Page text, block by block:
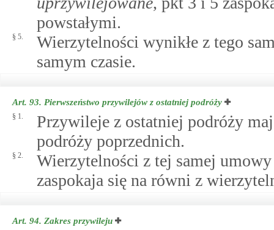
powstałymi.
§ 5.
Wierzytelności wynikłe z tego
samym czasie.
Art. 93. Pierwszeństwo przywilejów z ostatniej podróży
§ 1.
Przywileje z ostatniej podróży
podróży poprzednich.
§ 2.
Wierzytelności z tej samej
zaspokaja się na równi z
Art. 94. Zakres przywileju